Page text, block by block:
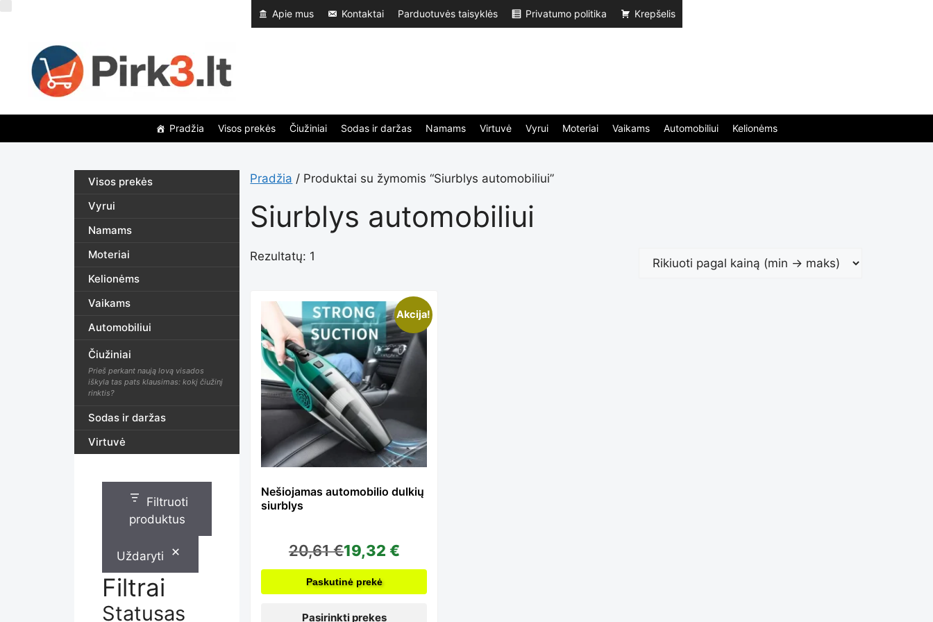
prie
turinio
Apie mus Kontaktai Parduotuvės taisyklės Privatumo politika Krepšelis
Pradžia Visos prekės Čiužiniai Sodas ir daržas Namams Virtuvė Vyrui Moteriai Vaikams Automobiliui Kelionėms
Pradžia / Produktai su žymomis “Siurblys automobiliui”
Siurblys automobiliui
Rezultatų: 1
Akcija!
Nešiojamas automobilio dulkių
siurblys
20,61€19,32 €
Paskutinė prekė
Pasirinkti prekes
This
product
has
multiple
variants.
The
Visos prekės
Vyrui
Namams
Moteriai
Kelionėms
Vaikams
Automobiliui
Čiužiniai
Prieš perkant naują lovą visados
iškyla tas pats klausimas: kokį čiužinį
rinktis?
Sodas ir daržas
Virtuvė
Filtruoti
produktus
Uždaryti
Filtrai
Statusas